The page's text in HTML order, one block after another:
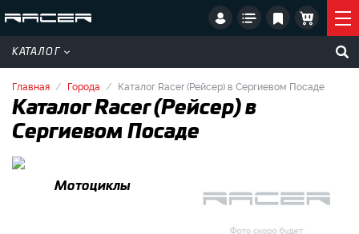
КАТАЛОГ
Главная Города Каталог Racer (Рейсер) в Сергиевом Посаде
Каталог Racer (Рейсер) в
Сергиевом Посаде
Мотоциклы